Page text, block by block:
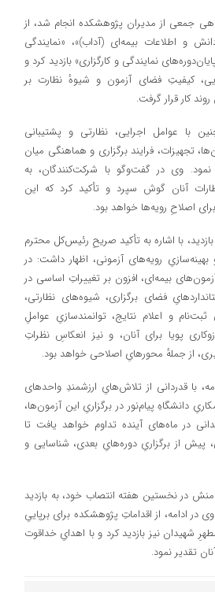
جمعی از مدیران پژوهشکده انجام شد، از
و اطلاعات بیمه‌ای (آداب)»، «نمایندگی
نمایندگی و کارگزاری» بازدید کرد و
کیفیتِ فضای آزمون و شیوهٔ نظارت بر
کار قرار گرفت.
با عوامل اجرایی، نظارتی و پشتیبانی
تجهیزات، فرایند برگزاری و هماهنگی میان
وی در گفت‌وگو با شرکت‌کنندگان، به
آنان گوش سپرد و تأکید کرد که این
اصلاحِ رویه‌ها خواهد بود.
با اشاره به تأکید صریحِ رئیس‌کل محترم
رویه‌های آزمونی، اظهار داشت: در
بیمه‌ای، افزون بر تغییراتِ اساسی در
فضای برگزاری، شیوه‌های نظارتی،
ثبت‌نام و اعلام نتایج، توانمندسازیِ عواملِ
پویا برای آنان، و نیز انعکاسِ نظراتِ
از جملهٔ محورهایِ اصلاحی خواهد بود.
با قدردانی از تلاش‌هایِ ارزشمندِ واحدهای
دانشگاهِ پیام‌نور در برگزاریِ این آزمون‌ها،
در ماه‌های آینده تداوم خواهد یافت تا
پیش از برگزاریِ دوره‌هایِ بعدی، شناسایی و
در نخستین هفته انتصاب خود، به بازدید
در ادامه، از اقداماتِ پژوهشکده برای برپاییِ
شهیدان نیز بازدید کرد و با اهدایِ خداقوت
تقدیر نمود.